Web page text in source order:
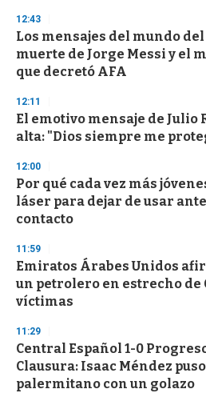
d
s
o
f
3
s
e
c
o
d
s
12:43
Los mensajes del mundo
muerte de Jorge Messi y el
que decretó AFA
12:11
El emotivo mensaje de Julio
alta: "Dios siempre me
12:00
Por qué cada vez más
láser para dejar de usar
contacto
11:59
Emiratos Árabes Unidos
un petrolero en estrecho de
víctimas
11:29
Central Español 1-0
Clausura: Isaac Méndez
palermitano con un golazo